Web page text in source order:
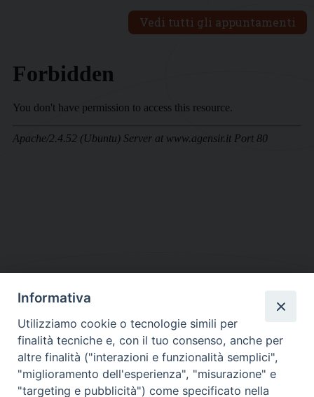
Vedi tutti gli appuntamenti
DIOCESI SUBURBICARIA DI ALBANO
Contatti:Tel.: 06.93268401 - Fax.: 06.9323844
E-mail:curia@diocesidialbano.it
Orari: dal Lunedì al Venerdì Ore: 9:00 - 13:00
Informativa
Utilizziamo cookie o tecnologie simili per
finalità tecniche e, con il tuo consenso, anche per
altre finalità ("interazioni e funzionalità semplici",
"miglioramento dell'esperienza", "misurazione" e
"targeting e pubblicità") come specificato nella